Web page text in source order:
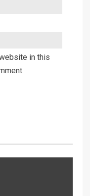
in this